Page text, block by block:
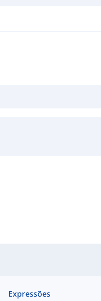
Expressões